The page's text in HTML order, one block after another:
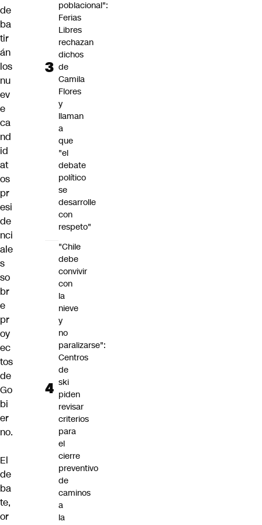
de
ba
tir
án
los
nu
ev
e
ca
nd
id
at
os
pr
esi
de
nci
ale
s
so
br
e
pr
oy
ec
tos
de
Go
bi
er
no.
El
de
ba
te,
or
poblacional":
Ferias
Libres
rechazan
dichos
de
Camila
Flores
y
llaman
a
que
"el
debate
político
se
desarrolle
con
respeto"
"Chile
debe
convivir
con
la
nieve
y
no
paralizarse":
Centros
de
ski
piden
revisar
criterios
para
el
cierre
preventivo
de
caminos
a
la